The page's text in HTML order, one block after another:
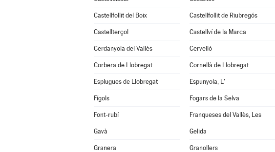
Castellfollit del Boix Castellfollit de Riubregós
Castellterçol Castellví de la Marca
Cerdanyola del Vallès Cervelló
Corbera de Llobregat Cornellà de Llobregat
Esplugues de Llobregat Espunyola, L'
Fígols Fogars de la Selva
Font-rubí Franqueses del Vallès, Les
Gavà Gelida
Granera Granollers